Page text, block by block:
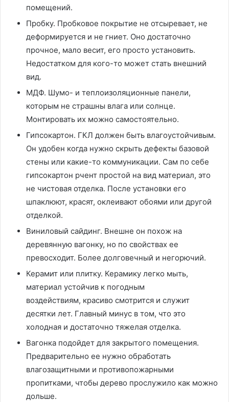
помещений.
Пробку. Пробковое покрытие не отсыревает, не
деформируется и не гниет. Оно достаточно
прочное, мало весит, его просто установить.
Недостатком для кого-то может стать внешний
вид.
МДФ. Шумо- и теплоизоляционные панели,
которым не страшны влага или солнце.
Монтировать их можно самостоятельно.
Гипсокартон. ГКЛ должен быть влагоустойчивым.
Он удобен когда нужно скрыть дефекты базовой
стены или какие-то коммуникации. Сам по себе
гипсокартон рчент простой на вид материал, это
не чистовая отделка. После установки его
шпаклюют, красят, оклеивают обоями или другой
отделкой.
Виниловый сайдинг. Внешне он похож на
деревянную вагонку, но по свойствах ее
превосходит. Более долговечный и негорючий.
Керамит или плитку. Керамику легко мыть,
материал устойчив к погодным
воздействиям, красиво смотрится и служит
десятки лет. Главный минус в том, что это
холодная и достаточно тяжелая отделка.
Вагонка подойдет для закрытого помещения.
Предварительно ее нужно обработать
влагозащитными и противопожарными
пропитками, чтобы дерево прослужило как можно
дольше.